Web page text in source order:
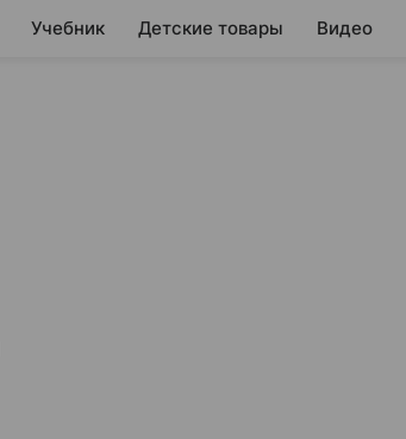
Учебник Детские товары Видео